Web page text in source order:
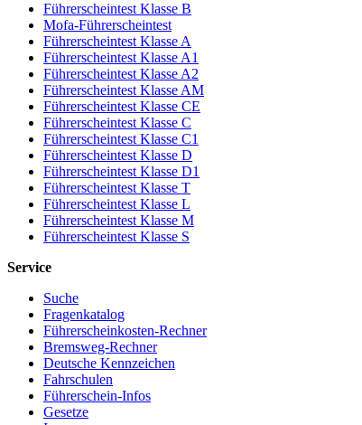
Führerscheintest Klasse B
Mofa-Führerscheintest
Führerscheintest Klasse A
Führerscheintest Klasse A1
Führerscheintest Klasse A2
Führerscheintest Klasse AM
Führerscheintest Klasse CE
Führerscheintest Klasse C
Führerscheintest Klasse C1
Führerscheintest Klasse D
Führerscheintest Klasse D1
Führerscheintest Klasse T
Führerscheintest Klasse L
Führerscheintest Klasse M
Führerscheintest Klasse S
Service
Suche
Fragenkatalog
Führerscheinkosten-Rechner
Bremsweg-Rechner
Deutsche Kennzeichen
Fahrschulen
Führerschein-Infos
Gesetze